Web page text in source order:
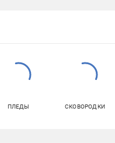
ПЛЕДЫ СКОВОРОДКИ